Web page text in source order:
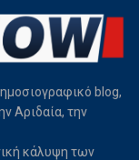
blog,
Αριδαία, την
κάλυψη των